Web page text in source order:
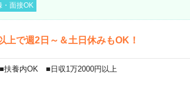
・面接OK
で週2日～＆土日休みもOK！
養内OK ■日収1万2000円以上